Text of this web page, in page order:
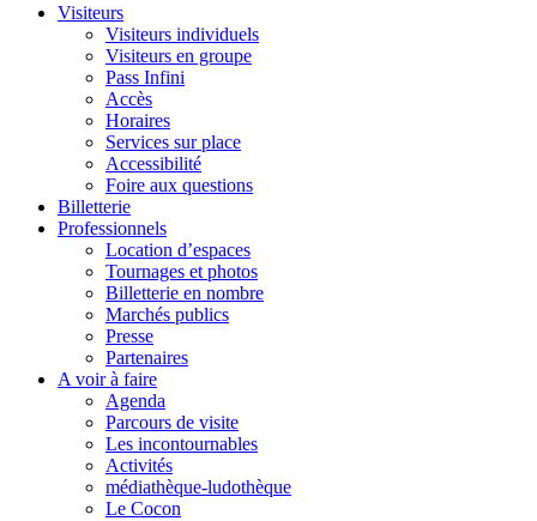
Visiteurs
Visiteurs individuels
Visiteurs en groupe
Pass Infini
Accès
Horaires
Services sur place
Accessibilité
Foire aux questions
Billetterie
Professionnels
Location d’espaces
Tournages et photos
Billetterie en nombre
Marchés publics
Presse
Partenaires
A voir à faire
Agenda
Parcours de visite
Les incontournables
Activités
médiathèque-ludothèque
Le Cocon